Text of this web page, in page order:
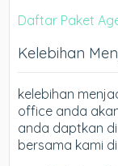
Daftar Paket
Kelebihan
kelebihan
office anda
anda daptkan
bersama kami di